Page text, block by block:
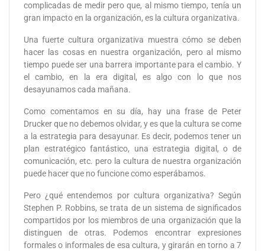
complicadas de medir pero que, al mismo tiempo, tenía un
gran impacto en la organización, es la cultura organizativa.
Una fuerte cultura organizativa muestra cómo se deben
hacer las cosas en nuestra organización, pero al mismo
tiempo puede ser una barrera importante para el cambio. Y
el cambio, en la era digital, es algo con lo que nos
desayunamos cada mañana.
Como comentamos en su día, hay una frase de Peter
Drucker que no debemos olvidar, y es que la cultura se come
a la estrategia para desayunar. Es decir, podemos tener un
plan estratégico fantástico, una estrategia digital, o de
comunicación, etc. pero la cultura de nuestra organización
puede hacer que no funcione como esperábamos.
Pero ¿qué entendemos por cultura organizativa? Según
Stephen P. Robbins, se trata de un sistema de significados
compartidos por los miembros de una organización que la
distinguen de otras. Podemos encontrar expresiones
formales o informales de esa cultura, y girarán en torno a 7